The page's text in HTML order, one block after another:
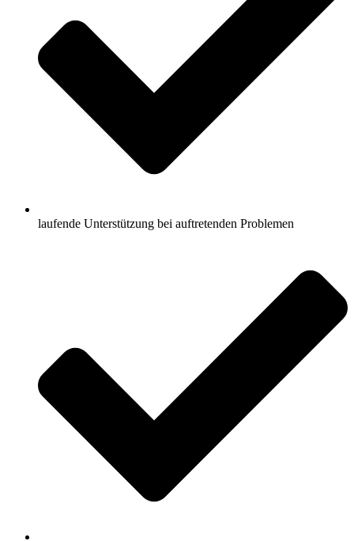
laufende Unterstützung bei auftretenden Problemen